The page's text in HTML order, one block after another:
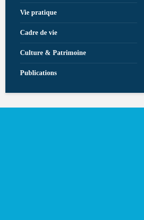
Vie pratique
Cadre de vie
Culture & Patrimoine
Publications